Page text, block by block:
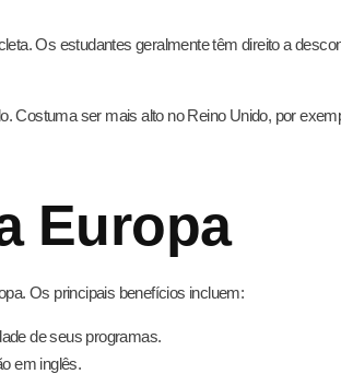
Os estudantes geralmente têm direito a
Costuma ser mais alto no Reino Unido, por
Europa
Os principais benefícios incluem:
de seus programas.
em inglês.